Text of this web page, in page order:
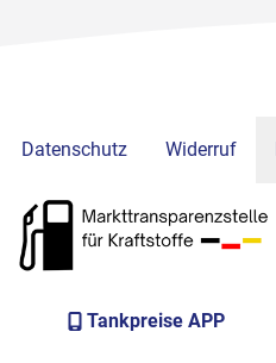
Datenschutz Widerruf
Tankpreise APP